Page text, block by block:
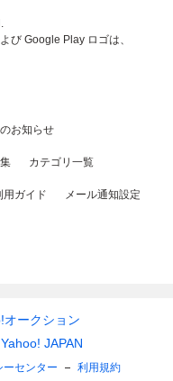
び Google Play ロゴは、
お知らせ
カテゴリ一覧
用ガイド メール通知設定
オークション
Yahoo! JAPAN
ーセンター 利用規約